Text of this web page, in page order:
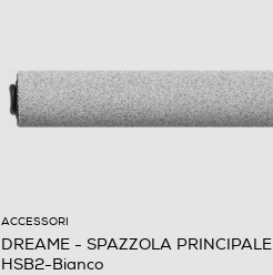
ACCESSORI
DREAME - SPAZZOLA PRINCIPALE
HSB2-Bianco